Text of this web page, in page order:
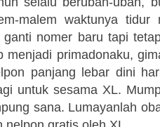
malem waktunya
ganti nomer baru tapi
menjadi primadonaku,
panjang lebar dini
untuk sesama XL.
sana. Lumayanlah